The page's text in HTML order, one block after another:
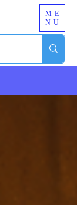
ME
NU